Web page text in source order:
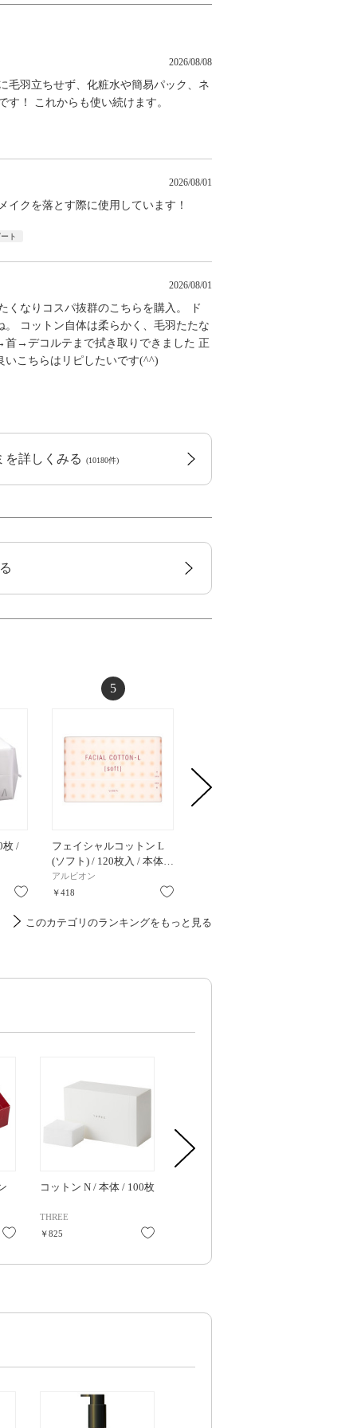
2026/08/08
毛羽立ちせず、化粧水や簡易パック、ネ
！ これからも使い続けます。
2026/08/01
クを落とす際に使用しています！
ト
2026/08/01
くなりコスパ抜群のこちらを購入。 ド
コットン自体は柔らかく、毛羽たたな
→デコルテまで拭き取りできました 正
いこちらはリピしたいです(^^)
を詳しくみる (10180件)
枚 /
お気に入り
5
フェイシャルコットン L
(ソフト) / 120枚入 / 本体…
アルビオン
￥418
このカテゴリのランキングをもっと見る
お気に入り
コットン N / 本体 / 100枚
THREE
￥825